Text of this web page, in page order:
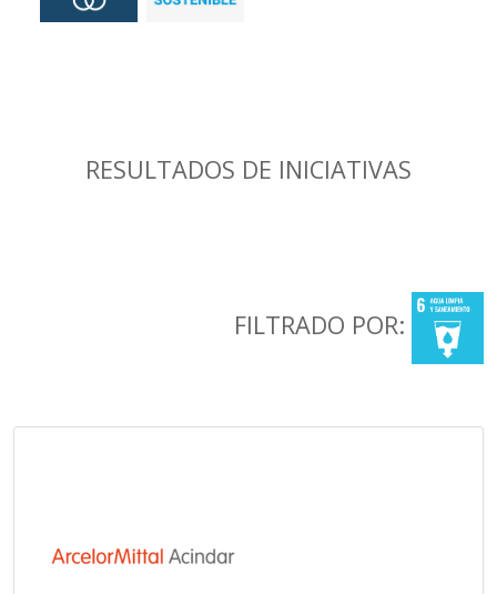
RESULTADOS DE INICIATIVAS
FILTRADO POR: